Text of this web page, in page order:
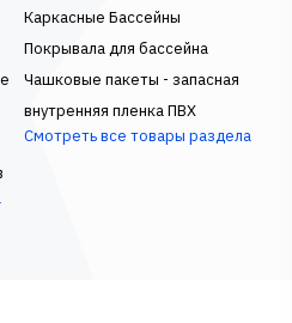
Каркасные Бассейны
Покрывала для бассейна
Чашковые пакеты - запасная
внутренняя пленка ПВХ
Смотреть все товары раздела